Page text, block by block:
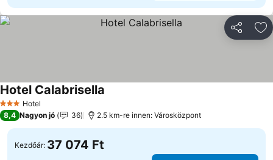
3 Kategória
Hotel
Hotel Calabrisella
8,4 Nagyon jó 36 2.5 km-re innen: Városközpont
Kezdőár: 37 074 Ft